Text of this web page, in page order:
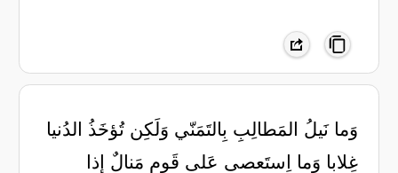
وَما نَيلُ المَطالِبِ بِالتَمَنّي ‏وَلَكِن تُؤخَذُ الدُنيا
غِلابا ‏وَما اِستَعصى عَلى قَومٍ مَنالٌ ‏إِذا